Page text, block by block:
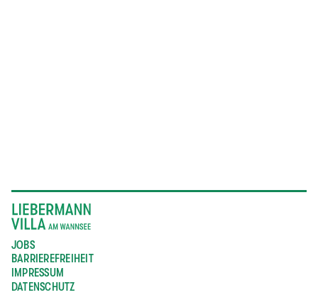
JOBS
BARRIEREFREIHEIT
IMPRESSUM
DATENSCHUTZ